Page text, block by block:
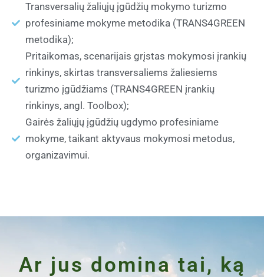
Transversalių žaliųjų įgūdžių mokymo turizmo
profesiniame mokyme metodika (TRANS4GREEN
metodika);
Pritaikomas, scenarijais grįstas mokymosi įrankių
rinkinys, skirtas transversaliems žaliesiems
turizmo įgūdžiams (TRANS4GREEN įrankių
rinkinys, angl. Toolbox);
Gairės žaliųjų įgūdžių ugdymo profesiniame
mokyme, taikant aktyvaus mokymosi metodus,
organizavimui.
Ar jus domina tai, ką